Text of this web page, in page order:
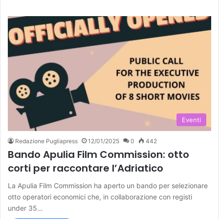
Eventi
Redazione Pugliapress 12/01/2025 0 442
Bando Apulia Film Commission: otto
corti per raccontare l’Adriatico
La Apulia Film Commission ha aperto un bando per selezionare
otto operatori economici che, in collaborazione con registi
under 35…